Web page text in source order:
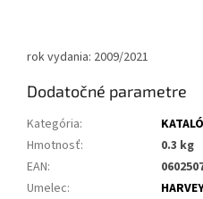
rok vydania: 2009/2021
Dodatočné parametre
Kategória:
Hmotnosť:
0.3 kg
EAN:
Umelec: